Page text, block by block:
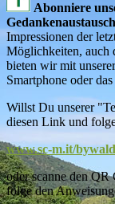
Abonniere
Impressionen der
Möglichkeiten, auch
bieten wir mit
Smartphone oder
Willst Du unserer
diesen Link und
www.sc-m.it/
oder scanne den QR
folge den